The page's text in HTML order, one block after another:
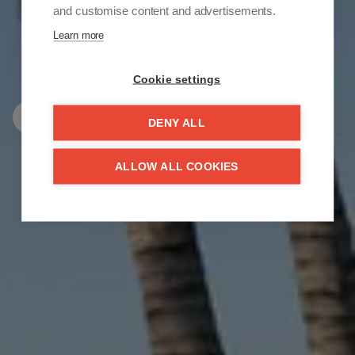
COIN DE PARADIS
PROPRIÉTÉS
and customise content and advertisements.
Learn more
Cookie settings
DENY ALL
ALLOW ALL COOKIES